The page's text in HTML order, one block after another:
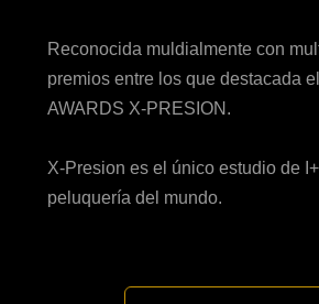
Reconocida muldialmente con
premios entre los que destacada
AWARDS X-PRESION.
X-Presion es el único estudio de
peluquería del mundo.